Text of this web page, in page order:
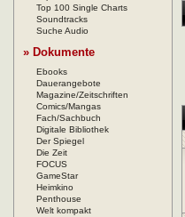
Top 100 Single Charts
Soundtracks
Suche Audio
» Dokumente
Ebooks
Dauerangebote
Magazine/Zeitschriften
Comics/Mangas
Fach/Sachbuch
Digitale Bibliothek
Der Spiegel
Die Zeit
FOCUS
GameStar
Heimkino
Penthouse
Welt kompakt